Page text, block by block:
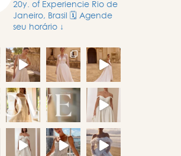
20y. of ExperiencieRio de
Janeiro, Brasil
🗓️ Agende
seu horário ↓